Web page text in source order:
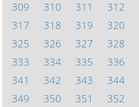
309
310 311 312
317
318 319 320
325
326 327 328
333
334 335 336
341
342 343 344
349
350 351 352